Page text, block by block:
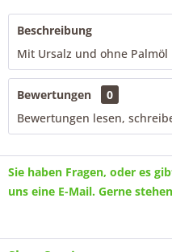
Beschreibung
Mit Ursalz und ohne Palmöl
Bewertungen
0
Bewertungen lesen,
Sie haben Fragen, oder es
uns eine E-Mail. Gerne